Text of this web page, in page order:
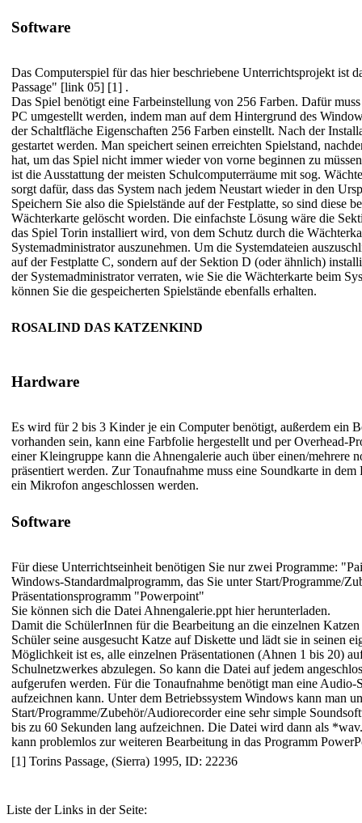
Software
Das Computerspiel für das hier beschriebene Unterrichtsprojekt ist
Passage" [link 05] [1] .
Das Spiel benötigt eine Farbeinstellung von 256 Farben. Dafür
PC umgestellt werden, indem man auf dem Hintergrund des
der Schaltfläche Eigenschaften 256 Farben einstellt. Nach der
gestartet werden. Man speichert seinen erreichten Spielstand,
hat, um das Spiel nicht immer wieder von vorne beginnen zu
ist die Ausstattung der meisten Schulcomputerräume mit sog.
sorgt dafür, dass das System nach jedem Neustart wieder in den
Speichern Sie also die Spielstände auf der Festplatte, so sind diese
Wächterkarte gelöscht worden. Die einfachste Lösung wäre die
das Spiel Torin installiert wird, von dem Schutz durch die
Systemadministrator auszunehmen. Um die Systemdateien
auf der Festplatte C, sondern auf der Sektion D (oder ähnlich)
der Systemadministrator verraten, wie Sie die Wächterkarte beim
können Sie die gespeicherten Spielstände ebenfalls erhalten.
ROSALIND DAS KATZENKIND
Hardware
Es wird für 2 bis 3 Kinder je ein Computer benötigt, außerdem ein
vorhanden sein, kann eine Farbfolie hergestellt und per Overhead-
einer Kleingruppe kann die Ahnengalerie auch über einen/mehrere
präsentiert werden. Zur Tonaufnahme muss eine Soundkarte in
ein Mikrofon angeschlossen werden.
Software
Für diese Unterrichtseinheit benötigen Sie nur zwei Programme:
Windows-Standardmalprogramm, das Sie unter Start/Programme/
Präsentationsprogramm "Powerpoint"
Sie können sich die Datei Ahnengalerie.ppt hier herunterladen.
Damit die SchülerInnen für die Bearbeitung an die einzelnen
Schüler seine ausgesucht Katze auf Diskette und lädt sie in seinen
Möglichkeit ist es, alle einzelnen Präsentationen (Ahnen 1 bis 20)
Schulnetzwerkes abzulegen. So kann die Datei auf jedem
aufgerufen werden. Für die Tonaufnahme benötigt man eine
aufzeichnen kann. Unter dem Betriebssystem Windows kann man
Start/Programme/Zubehör/Audiorecorder eine sehr simple
bis zu 60 Sekunden lang aufzeichnen. Die Datei wird dann als
kann problemlos zur weiteren Bearbeitung in das Programm
[1] Torins Passage, (Sierra) 1995, ID: 22236
Liste der Links in der Seite: